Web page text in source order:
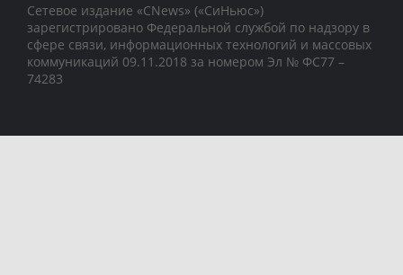
Сетевое издание «CNews» («СиНьюс»)
зарегистрировано Федеральной службой по надзору в
сфере связи, информационных технологий и массовых
коммуникаций 09.11.2018 за номером Эл № ФС77 –
74283